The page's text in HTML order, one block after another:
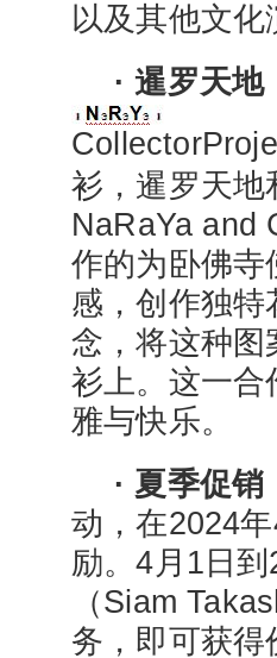
以及其他文
· 暹罗天地
衫，暹罗天
NaRaYa and
作的为卧佛寺
感，创作独
念，将这种图
衫上。这一合
雅与快乐。
· 夏季促销
动，在2024
励。4月1日
（Siam
务，即可获